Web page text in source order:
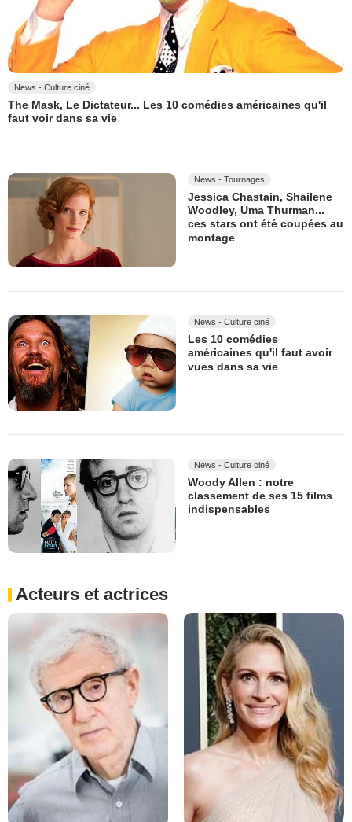
News - Culture ciné
The Mask, Le Dictateur... Les 10 comédies américaines qu'il
faut voir dans sa vie
News - Tournages
Jessica Chastain, Shailene
Woodley, Uma Thurman...
ces stars ont été coupées au
montage
News - Culture ciné
Les 10 comédies
américaines qu'il faut avoir
vues dans sa vie
News - Culture ciné
Woody Allen : notre
classement de ses 15 films
indispensables
Acteurs et actrices